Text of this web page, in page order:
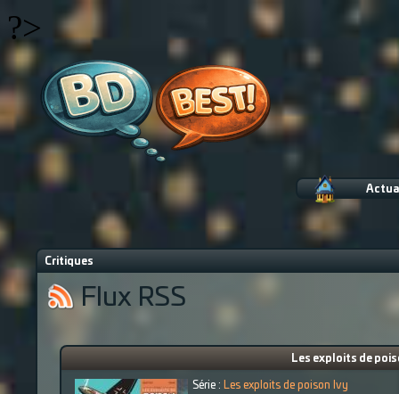
?>
Critiques
Flux RSS
Les exploits de
Série : Les exploits de poison Ivy